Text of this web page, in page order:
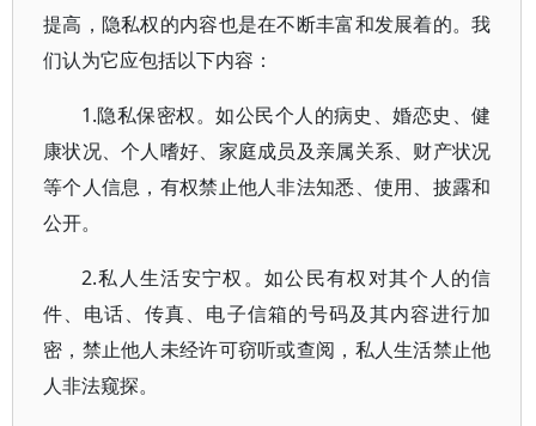
提高，隐私权的内容也是在不断丰富和发展着的。我
们认为它应包括以下内容：
1.隐私保密权。如公民个人的病史、婚恋史、健
康状况、个人嗜好、家庭成员及亲属关系、财产状况
等个人信息，有权禁止他人非法知悉、使用、披露和
公开。
2.私人生活安宁权。如公民有权对其个人的信
件、电话、传真、电子信箱的号码及其内容进行加
密，禁止他人未经许可窃听或查阅，私人生活禁止他
人非法窥探。